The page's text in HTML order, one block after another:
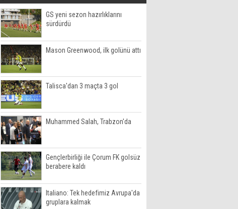
GS yeni sezon hazırlıklarını
sürdürdü
Mason Greenwood, ilk golünü attı
Talisca'dan 3 maçta 3 gol
Muhammed Salah, Trabzon'da
Gençlerbirliği ile Çorum FK golsüz
berabere kaldı
Italiano: Tek hedefimiz Avrupa'da
gruplara kalmak